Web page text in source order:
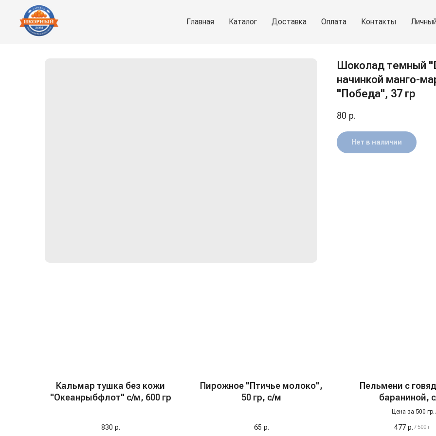
Главная Каталог Доставка Оплата Контакты
Шоколад темный
начинкой манго-
"Победа", 37 гр
80 р.
Нет в наличии
Кальмар тушка без кожи
"Океанрыбфлот" с/м, 600 гр
830 р.
Пирожное "Птичье молоко",
50 гр, с/м
65 р.
Пельмени с
бараниной,
Цена за 500 гр
говядина и баранина
477 р. / 500 г